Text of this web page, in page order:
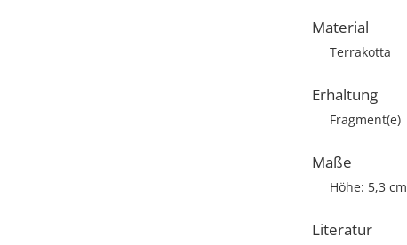
Material
Terrakotta
Erhaltung
Fragment(e)
Maße
Höhe: 5,3 cm
Literatur